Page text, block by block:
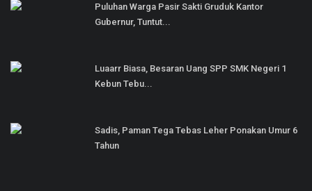
Puluhan Warga Pasir Sakti Gruduk Kantor
Gubernur, Tuntut...
Luaarr Biasa, Besaran Uang SPP SMK Negeri 1
Kebun Tebu...
Sadis, Paman Tega Tebas Leher Ponakan Umur 6
Tahun